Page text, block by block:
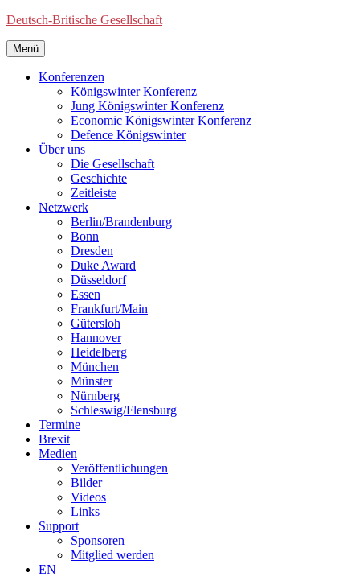
Deutsch-Britische Gesellschaft
Menü
Konferenzen
Königswinter Konferenz
Jung Königswinter Konferenz
Economic Königswinter Konferenz
Defence Königswinter
Über uns
Die Gesellschaft
Geschichte
Zeitleiste
Netzwerk
Berlin/Brandenburg
Bonn
Dresden
Duke Award
Düsseldorf
Essen
Frankfurt/Main
Gütersloh
Hannover
Heidelberg
München
Münster
Nürnberg
Schleswig/Flensburg
Termine
Brexit
Medien
Veröffentlichungen
Bilder
Videos
Links
Support
Sponsoren
Mitglied werden
EN